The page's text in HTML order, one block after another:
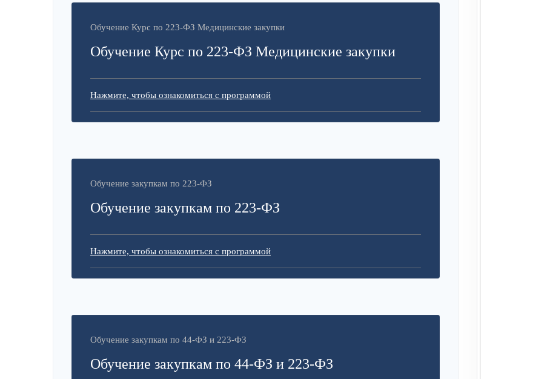
Обучение Курс по 223-ФЗ Медицинские закупки
Обучение Курс по 223-ФЗ Медицинские закупки
Нажмите, чтобы ознакомиться с программой
Обучение закупкам по 223-ФЗ
Обучение закупкам по 223-ФЗ
Нажмите, чтобы ознакомиться с программой
Обучение закупкам по 44-ФЗ и 223-ФЗ
Обучение закупкам по 44-ФЗ и 223-ФЗ